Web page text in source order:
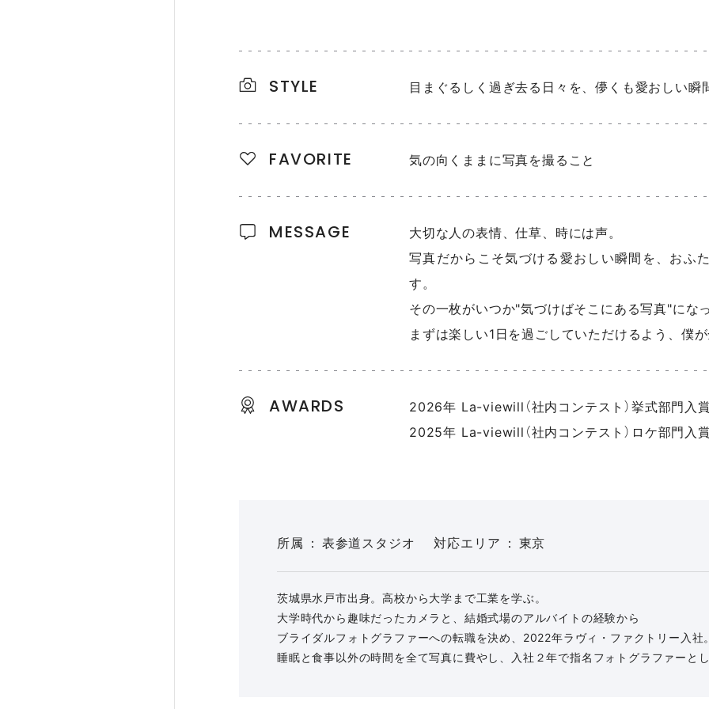
STYLE 目まぐるしく過ぎ去る日々を、儚くも愛おしい瞬
FAVORITE 気の向くままに写真を撮ること
MESSAGE
大切な人の表情、仕草、時には声。
写真だからこそ気づける愛おしい瞬間を、おふ
す。
その一枚がいつか"気づけばそこにある写真"にな
まずは楽しい1日を過ごしていただけるよう、僕
AWARDS
2026年 La-viewill（社内コンテスト）挙式部門入賞
2025年 La-viewill（社内コンテスト）ロケ部門入賞
所属 表参道スタジオ 対応エリア 東京
茨城県水戸市出身。高校から大学まで工業を学ぶ。
大学時代から趣味だったカメラと、結婚式場のアルバイトの経験から
ブライダルフォトグラファーへの転職を決め、2022年ラヴィ・ファクトリー入社。
睡眠と食事以外の時間を全て写真に費やし、入社２年で指名フォトグラファーとし